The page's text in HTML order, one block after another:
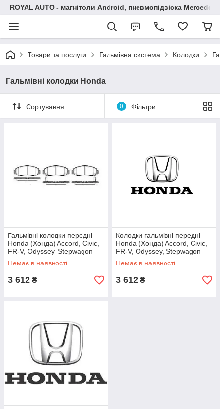
ROYAL AUTO - магнітоли Android, пневмопідвіска
Товари та послуги Гальмівна система Колодки
Гальмівні колодки Honda
Сортування 0 Фільтри
Гальмівні колодки передні
Honda (Хонда) Accord, Civic,
FR-V, Odyssey, Stepwagon
(оригінал) 45022-TR0-E01
Немає в наявності
3 612 ₴
Колодки гальмівні передні
Honda (Хонда) Accord, Civic,
FR-V, Odyssey, Stepwagon
(оригінал) 45022-TR0-E00
Немає в наявності
3 612 ₴